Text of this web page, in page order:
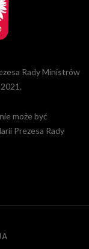
Rady Ministrów
może być
Prezesa Rady